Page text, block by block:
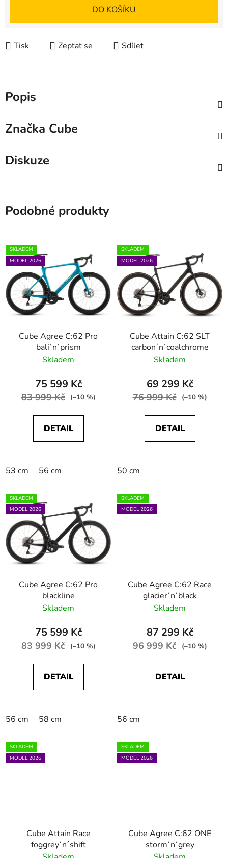
DO KOŠÍKU
Tisk Zeptat se Sdílet
Popis
Značka Cube
Diskuze
Podobné produkty
SKLADEM
MODEL 2026
Cube Agree C:62 Pro
bali´n´prism
Skladem
75 599 Kč
83 999 Kč (–10 %)
DETAIL
53 cm 56 cm
SKLADEM
MODEL 2026
Cube Attain C:62 SLT
carbon´n´coalchrome
Skladem
69 299 Kč
76 999 Kč (–10 %)
DETAIL
50 cm
SKLADEM
MODEL 2026
Cube Agree C:62 Pro
blackline
Skladem
75 599 Kč
83 999 Kč (–10 %)
DETAIL
56 cm 58 cm
SKLADEM
MODEL 2026
Cube Agree C:62 Race
glacier´n´black
Skladem
87 299 Kč
96 999 Kč (–10 %)
DETAIL
56 cm
SKLADEM
MODEL 2026
Cube Attain Race
foggrey´n´shift
SKLADEM
MODEL 2026
Cube Agree C:62 ONE
storm´n´grey